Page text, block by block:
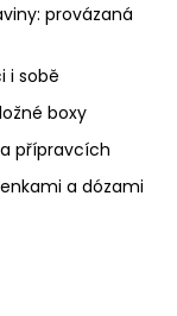
provázaná
i sobě
boxy
přípravcích
a dózami